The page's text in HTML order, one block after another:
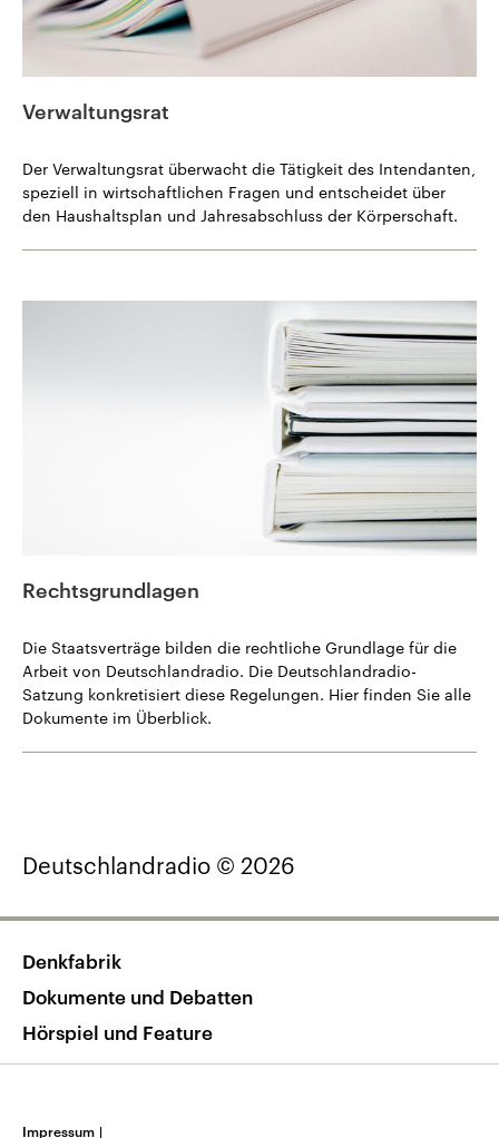
Verwaltungsrat
Der Verwaltungsrat überwacht die Tätigkeit des Intendanten,
speziell in wirtschaftlichen Fragen und entscheidet über
den Haushaltsplan und Jahresabschluss der Körperschaft.
Rechtsgrundlagen
Die Staatsverträge bilden die rechtliche Grundlage für die
Arbeit von Deutschlandradio. Die Deutschlandradio-
Satzung konkretisiert diese Regelungen. Hier finden Sie alle
Dokumente im Überblick.
Deutschlandradio © 2026
Denkfabrik
Dokumente und Debatten
Hörspiel und Feature
Impressum |